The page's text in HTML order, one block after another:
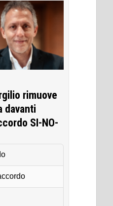
rimuove
davanti
SI-NO-